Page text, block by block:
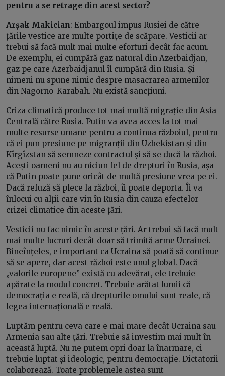
pentru a se retrage din acest sector?
Arșak Makician: Embargoul impus Rusiei de către
țările vestice are multe portițe de scăpare. Vesticii ar
trebui să facă mult mai multe eforturi decât fac acum.
De exemplu, ei cumpără gaz natural din Azerbaidjan,
gaz pe care Azerbaidjanul îl cumpără din Rusia. Și
nimeni nu spune nimic despre masacrarea armenilor
din Nagorno-Karabah. Nu există sancțiuni.
Criza climatică produce tot mai multă migrație din Asia
Centrală către Rusia. Putin va avea acces la tot mai
multe resurse umane pentru a continua războiul, pentru
că ei pun presiune pe migranții din Uzbekistan și din
Kîrgîzstan să semneze contractul și să se ducă la război.
Acești oameni nu au niciun fel de drepturi în Rusia, așa
că Putin poate pune oricât de multă presiune vrea pe ei.
Dacă refuză să plece la război, îi poate deporta. Îi va
înlocui cu alții care vin în Rusia din cauza efectelor
crizei climatice din aceste țări.
Vesticii nu fac nimic în aceste țări. Ar trebui să facă mult
mai multe lucruri decât doar să trimită arme Ucrainei.
Bineînțeles, e important ca Ucraina să poată să continue
să se apere, dar acest război este unul global. Dacă
„valorile europene” există cu adevărat, ele trebuie
apărate la modul concret. Trebuie arătat lumii că
democrația e reală, că drepturile omului sunt reale, că
legea internațională e reală.
Luptăm pentru ceva care e mai mare decât Ucraina sau
Armenia sau alte țări. Trebuie să investim mai mult în
această luptă. Nu ne putem opri doar la înarmare, ci
trebuie luptat și ideologic, pentru democrație. Dictatorii
colaborează. Toate problemele astea sunt